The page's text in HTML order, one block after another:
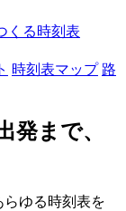
くる時刻表
時刻表マップ 路
発まで、
ゆる時刻表を